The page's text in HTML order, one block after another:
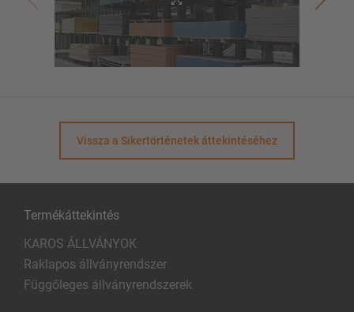
Vissza a Sikertörténetek áttekintéséhez
Termékáttekintés
KAROS ÁLLVÁNYOK
Raklapos állványrendszer
Függőleges állványrendszerek